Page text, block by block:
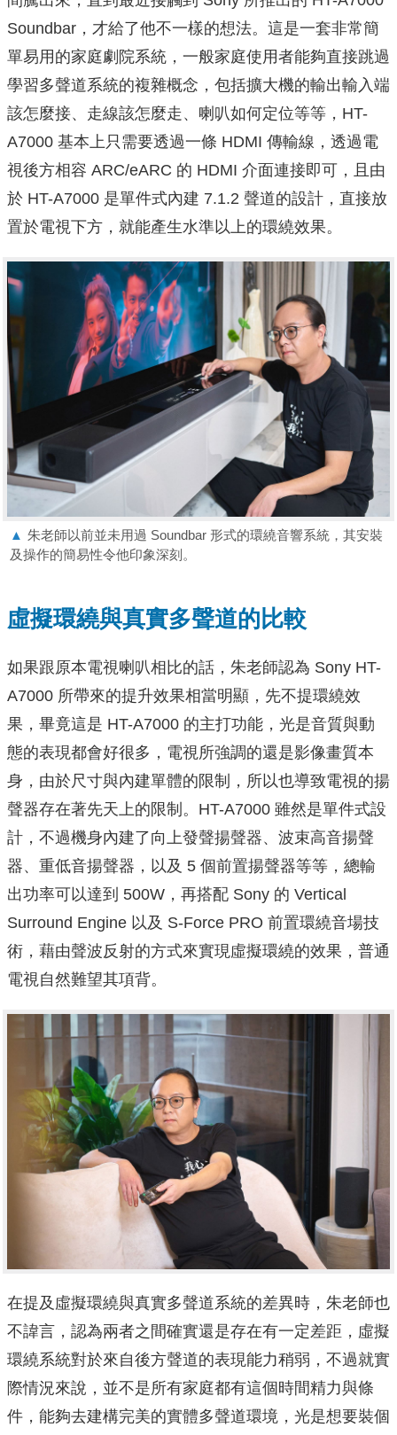
Soundbar，才給了他不一樣的想法。這是一套非常簡
單易用的家庭劇院系統，一般家庭使用者能夠直接跳過
學習多聲道系統的複雜概念，包括擴大機的輸出輸入端
該怎麼接、走線該怎麼走、喇叭如何定位等等，HT-
A7000 基本上只需要透過一條 HDMI 傳輸線，透過電
視後方相容 ARC/eARC 的 HDMI 介面連接即可，且由
於 HT-A7000 是單件式內建 7.1.2 聲道的設計，直接放
置於電視下方，就能產生水準以上的環繞效果。
▲ 朱老師以前並未用過 Soundbar 形式的環繞音響系統，其安裝
及操作的簡易性令他印象深刻。
虛擬環繞與真實多聲道的比較
如果跟原本電視喇叭相比的話，朱老師認為 Sony HT-
A7000 所帶來的提升效果相當明顯，先不提環繞效
果，畢竟這是 HT-A7000 的主打功能，光是音質與動
態的表現都會好很多，電視所強調的還是影像畫質本
身，由於尺寸與內建單體的限制，所以也導致電視的揚
聲器存在著先天上的限制。HT-A7000 雖然是單件式設
計，不過機身內建了向上發聲揚聲器、波束高音揚聲
器、重低音揚聲器，以及 5 個前置揚聲器等等，總輸
出功率可以達到 500W，再搭配 Sony 的 Vertical
Surround Engine 以及 S-Force PRO 前置環繞音場技
術，藉由聲波反射的方式來實現虛擬環繞的效果，普通
電視自然難望其項背。
在提及虛擬環繞與真實多聲道系統的差異時，朱老師也
不諱言，認為兩者之間確實還是存在有一定差距，虛擬
環繞系統對於來自後方聲道的表現能力稍弱，不過就實
際情況來說，並不是所有家庭都有這個時間精力與條
件，能夠去建構完美的實體多聲道環境，光是想要裝個